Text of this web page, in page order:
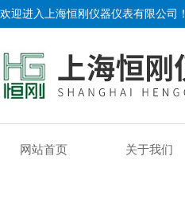
欢迎进入上海恒刚仪器仪表有限公司！
网站首页 关于我们